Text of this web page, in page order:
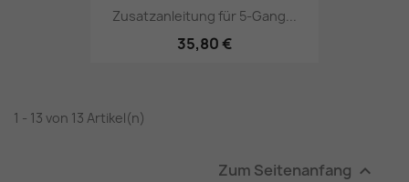
Zusatzanleitung für 5-Gang...
35,80 €
1 - 13 von 13 Artikel(n)
Zum Seitenanfang 